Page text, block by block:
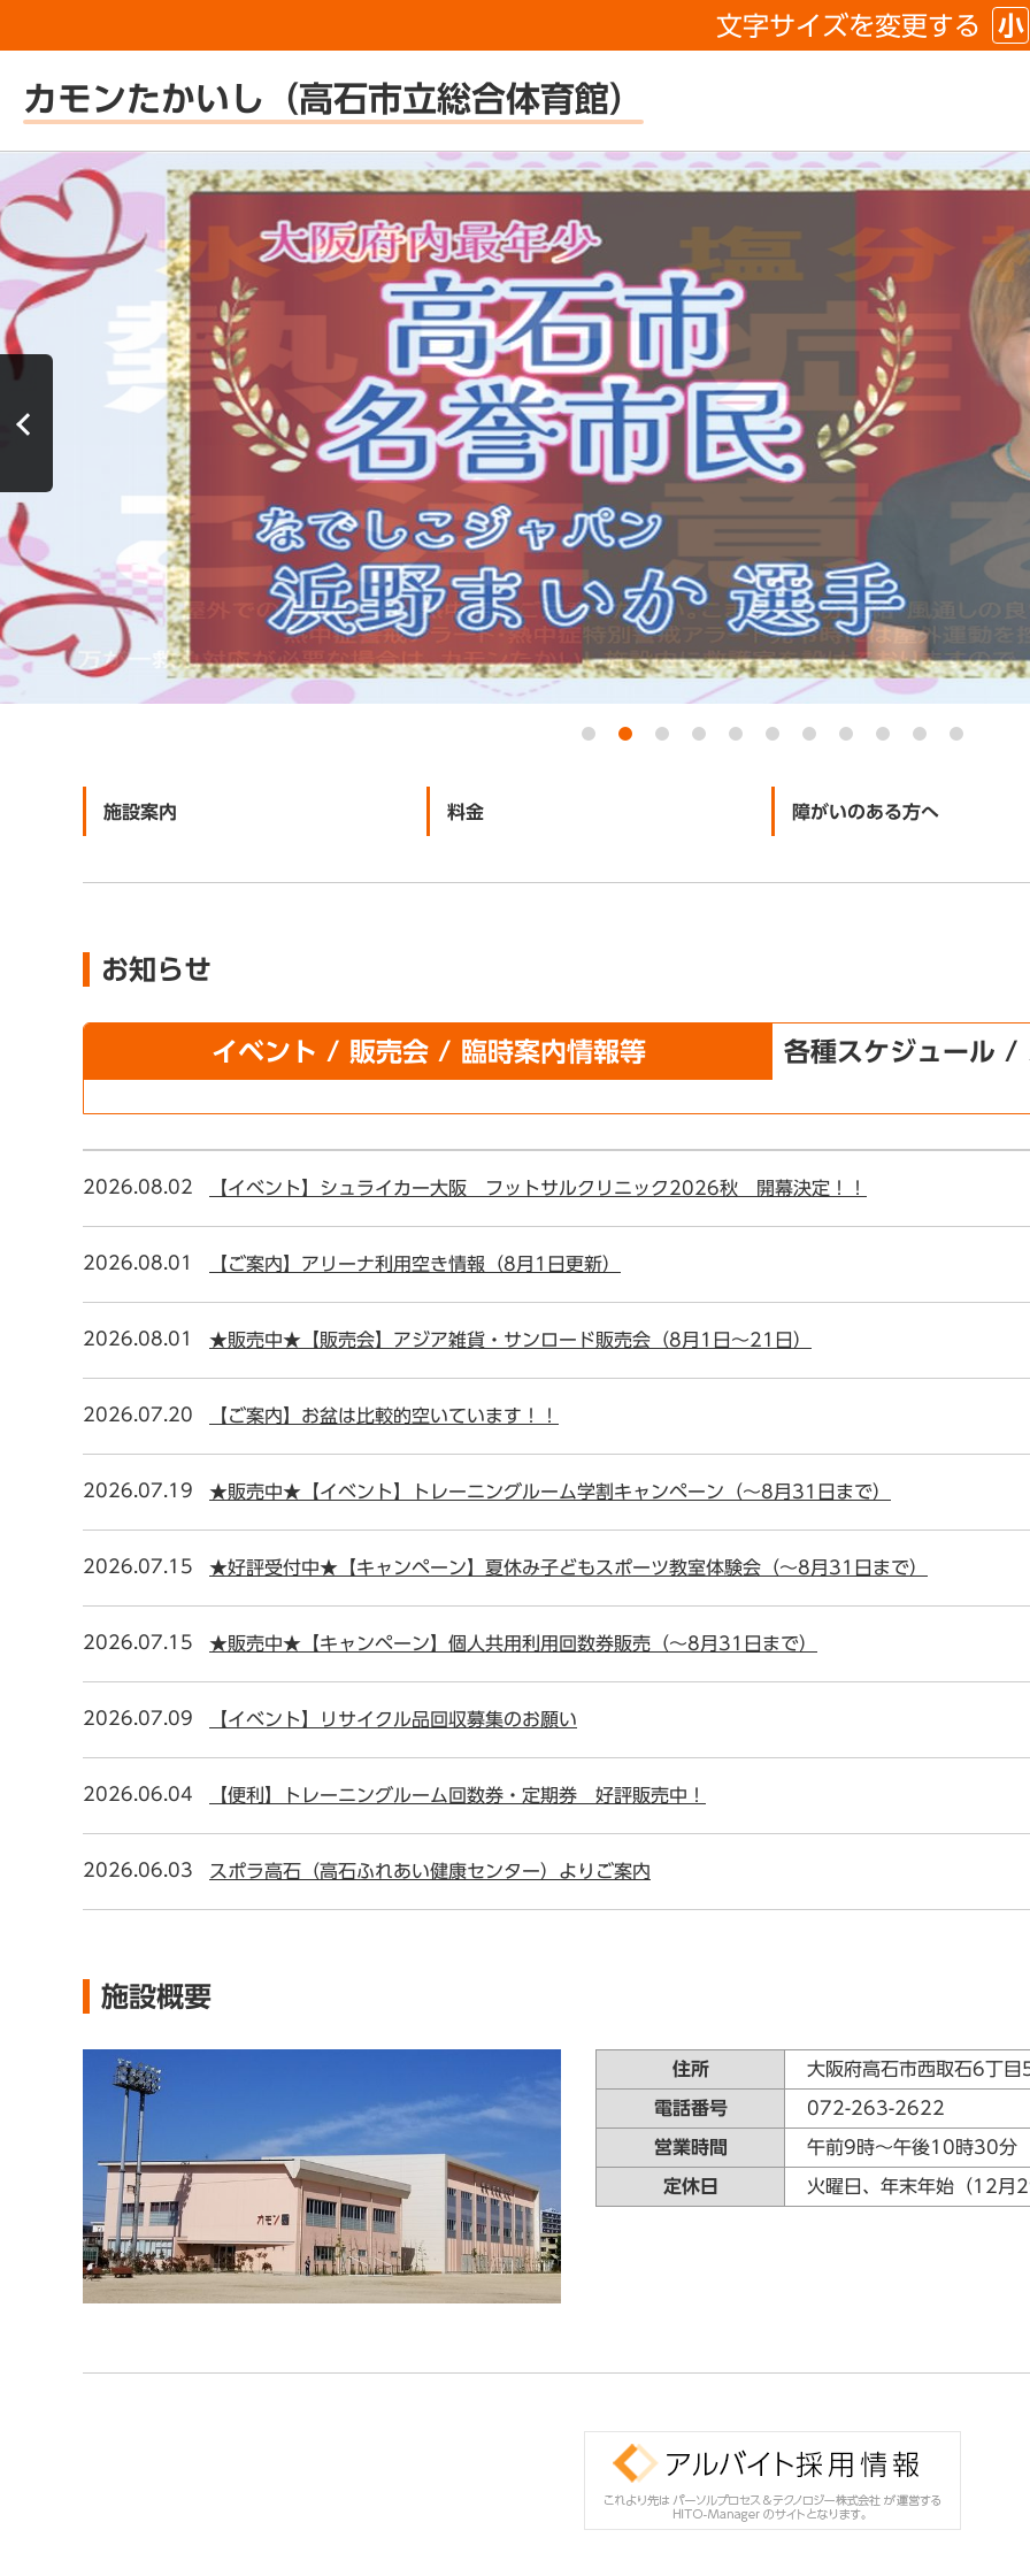
文字サイズを変更する 小
カモンたかいし（高石市立総合体育館）
施設案内 料金 障がいのある方へ
お知らせ
イベント / 販売会 / 臨時案内情報等 各種スケジュール /
2026.08.02 【イベント】シュライカー大阪 フットサルクリニック2026秋 開幕決定！！
2026.08.01 【ご案内】アリーナ利用空き情報（8月1日更新）
2026.08.01 ★販売中★【販売会】アジア雑貨・サンロード販売会（8月1日～21日）
2026.07.20 【ご案内】お盆は比較的空いています！！
2026.07.19 ★販売中★【イベント】トレーニングルーム学割キャンペーン（～8月31日まで）
2026.07.15 ★好評受付中★【キャンペーン】夏休み子どもスポーツ教室体験会（～8月31日まで）
2026.07.15 ★販売中★【キャンペーン】個人共用利用回数券販売（～8月31日まで）
2026.07.09 【イベント】リサイクル品回収募集のお願い
2026.06.04 【便利】トレーニングルーム回数券・定期券 好評販売中！
2026.06.03 スポラ高石（高石ふれあい健康センター）よりご案内
施設概要
住所 大阪府高石市西取石6丁目
電話番号 072-263-2622
営業時間 午前9時～午後10時30分
定休日 火曜日、年末年始（12月